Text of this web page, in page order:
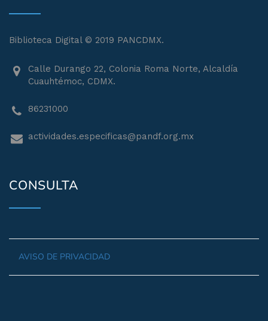
Biblioteca Digital © 2019 PANCDMX.
Calle Durango 22, Colonia Roma Norte, Alcaldía
Cuauhtémoc, CDMX.
86231000
actividades.especificas@pandf.org.mx
CONSULTA
AVISO DE PRIVACIDAD